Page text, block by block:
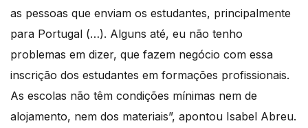
as pessoas que enviam os estudantes, principalmente
para Portugal (…). Alguns até, eu não tenho
problemas em dizer, que fazem negócio com essa
inscrição dos estudantes em formações profissionais.
As escolas não têm condições mínimas nem de
alojamento, nem dos materiais”, apontou Isabel Abreu.